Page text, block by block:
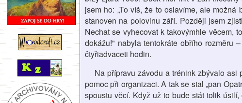
jsem ho: „To víš, že to oslavíme, ale
stanoven na polovinu září. Později jsem
Nechat se vyhecovat k takovýmhle věcem,
dokážu!" nabyla tentokráte obřího rozměru
čtyřiadvaceti hodin.
Na přípravu závodu a trénink zbývalo
pomoc při organizaci. A tak se stal „pan
spoustu věcí. Když už to bude stát tolik